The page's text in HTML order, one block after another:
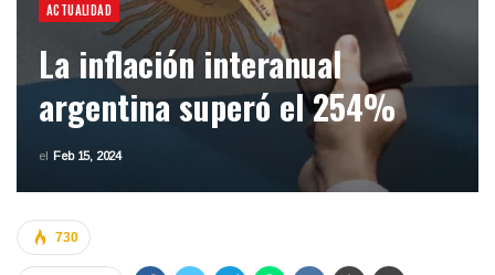
ACTUALIDAD
La inflación interanual
argentina superó el 254%
el Feb 15, 2024
730